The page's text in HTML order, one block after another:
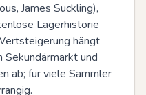
James Suckling),
Lagerhistorie
hängt
Sekundärmarkt und
ab; für viele Sammler